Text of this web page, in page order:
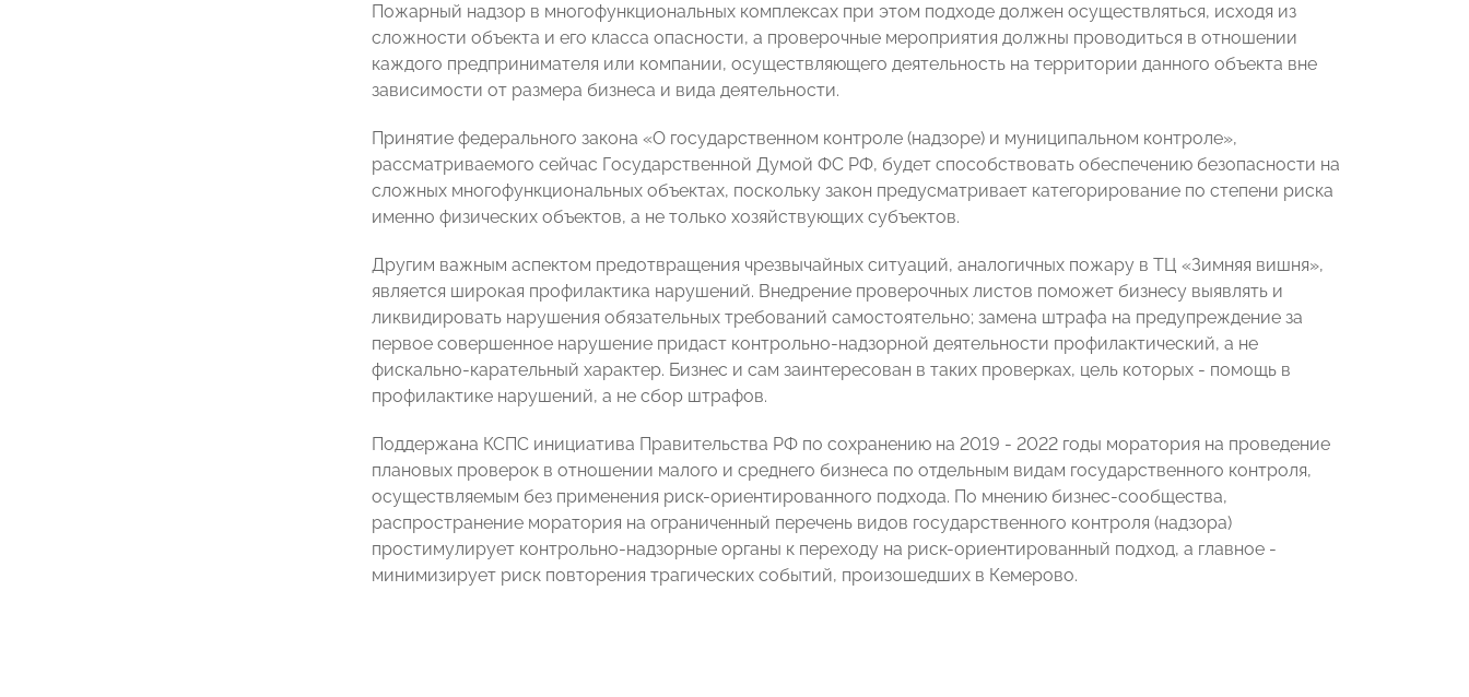
Пожарный надзор в многофункциональных комплексах при этом подходе должен осуществляться, исходя из
сложности объекта и его класса опасности, а проверочные мероприятия должны проводиться в отношении
каждого предпринимателя или компании, осуществляющего деятельность на территории данного объекта вне
зависимости от размера бизнеса и вида деятельности.
Принятие федерального закона «О государственном контроле (надзоре) и муниципальном контроле»,
рассматриваемого сейчас Государственной Думой ФС РФ, будет способствовать обеспечению безопасности на
сложных многофункциональных объектах, поскольку закон предусматривает категорирование по степени риска
именно физических объектов, а не только хозяйствующих субъектов.
Другим важным аспектом предотвращения чрезвычайных ситуаций, аналогичных пожару в ТЦ «Зимняя вишня»,
является широкая профилактика нарушений. Внедрение проверочных листов поможет бизнесу выявлять и
ликвидировать нарушения обязательных требований самостоятельно; замена штрафа на предупреждение за
первое совершенное нарушение придаст контрольно-надзорной деятельности профилактический, а не
фискально-карательный характер. Бизнес и сам заинтересован в таких проверках, цель которых - помощь в
профилактике нарушений, а не сбор штрафов.
Поддержана КСПС инициатива Правительства РФ по сохранению на 2019 - 2022 годы моратория на проведение
плановых проверок в отношении малого и среднего бизнеса по отдельным видам государственного контроля,
осуществляемым без применения риск-ориентированного подхода. По мнению бизнес-сообщества,
распространение моратория на ограниченный перечень видов государственного контроля (надзора)
простимулирует контрольно-надзорные органы к переходу на риск-ориентированный подход, а главное -
минимизирует риск повторения трагических событий, произошедших в Кемерово.